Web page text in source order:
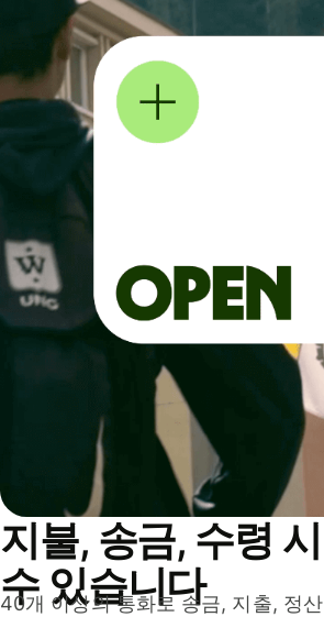
지불, 송금, 수령
수 있습니다
40개 이상의 통화로 송금, 지출, 정